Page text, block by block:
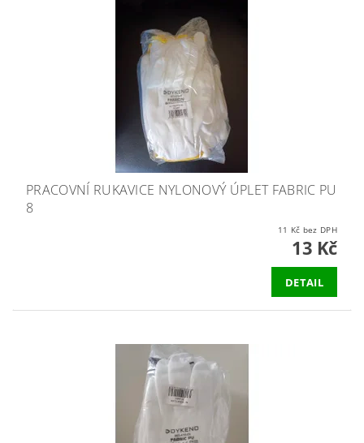
PRACOVNÍ RUKAVICE NYLONOVÝ ÚPLET FABRIC PU
8
11 Kč bez DPH
13 Kč
DETAIL